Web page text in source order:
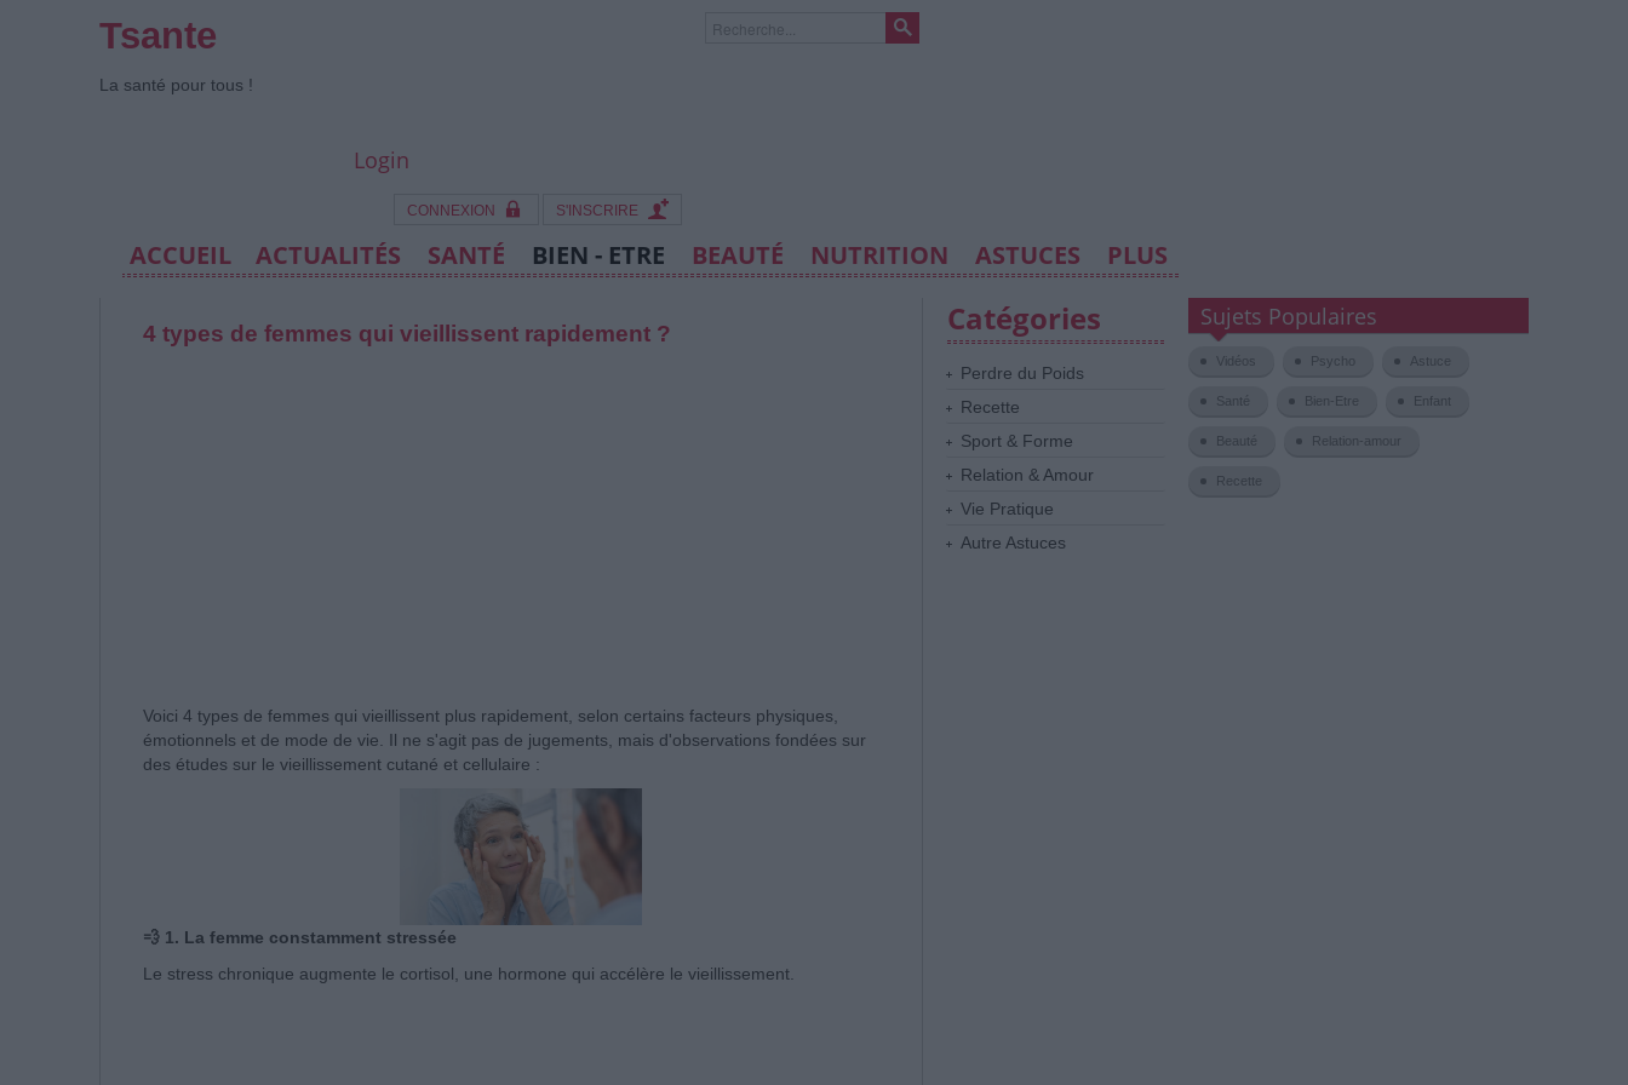
Tsante
La santé pour tous !
Login
CONNEXION S'INSCRIRE
ACCUEIL ACTUALITÉS SANTÉ BIEN - ETRE BEAUTÉ NUTRITION ASTUCES PLUS
4 types de femmes qui vieillissent rapidement ?
Voici 4 types de femmes qui vieillissent plus rapidement, selon certains facteurs physiques,
émotionnels et de mode de vie. Il ne s'agit pas de jugements, mais d'observations fondées sur
des études sur le vieillissement cutané et cellulaire :
💨 1. La femme constamment stressée
Le stress chronique augmente le cortisol, une hormone qui accélère le vieillissement.
Catégories
Perdre du Poids
Recette
Sport & Forme
Relation & Amour
Vie Pratique
Autre Astuces
Sujets Populaires
Vidéos Psycho Astuce
Santé Bien-Etre Enfant
Beauté Relation-amour
Recette